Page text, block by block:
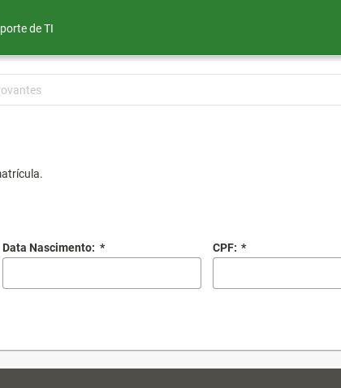
de TI
Data Nascimento: * CPF: *